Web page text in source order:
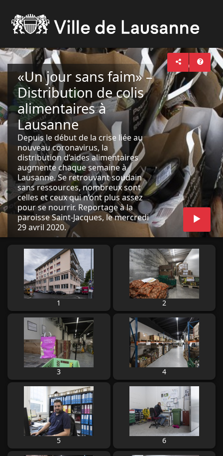
«Un jour sans faim» –
Distribution de colis
alimentaires à
Lausanne
Depuis le début de la crise liée au
nouveau coronavirus, la
distribution d’aides alimentaires
augmente chaque semaine à
Lausanne. Se retrouvant soudain
sans ressources, nombreux sont
celles et ceux qui n’ont plus assez
pour se nourrir. Reportage à la
paroisse Saint-Jacques, le mercredi
29 avril 2020.
1 2
3 4
5 6